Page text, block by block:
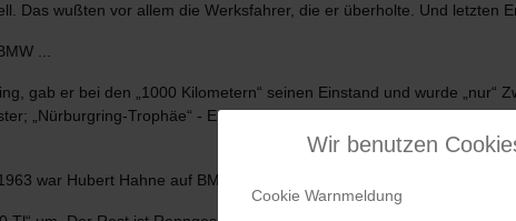
Das wußten vor allem die Werksfahrer, die er überholte. Und letzten
...
gab er bei den „1000 Kilometern“ seinen Einstand und wurde „nur“
„Nürburgring-Trophäe“ - Erster; Zandvoort Trophy - Erster;
war Hubert Hahne auf BMW 700 „ex aequo“ mit Peter Lindner
Wir benutzen
Cookie Warnmeldung